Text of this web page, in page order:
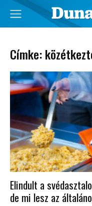
Címke:
Elindult a
de mi lesz az